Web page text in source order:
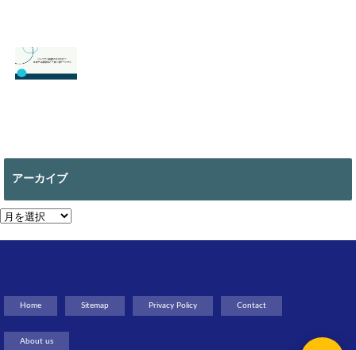
ボと立ち回りは？
片翼の発動条件も
2026.06.09
い道についても
アーカイブ
ア
Home Sitemap Privacy Policy Contact
About us